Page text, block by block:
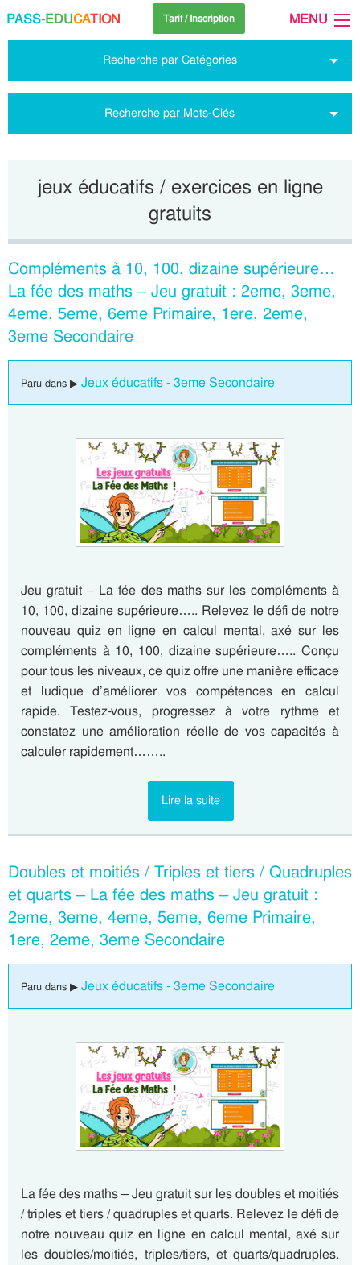
PASS-EDUCATION Tarif / Inscription MENU
Recherche par Catégories
Recherche par Mots-Clés
jeux éducatifs / exercices en ligne
gratuits
Compléments à 10, 100, dizaine supérieure…
La fée des maths – Jeu gratuit : 2eme, 3eme,
4eme, 5eme, 6eme Primaire, 1ere, 2eme,
3eme Secondaire
Paru dans ▶ Jeux éducatifs - 3eme Secondaire
Jeu gratuit – La fée des maths sur les compléments à
10, 100, dizaine supérieure….. Relevez le défi de notre
nouveau quiz en ligne en calcul mental, axé sur les
compléments à 10, 100, dizaine supérieure….. Conçu
pour tous les niveaux, ce quiz offre une manière efficace
et ludique d’améliorer vos compétences en calcul
rapide. Testez-vous, progressez à votre rythme et
constatez une amélioration réelle de vos capacités à
calculer rapidement……..
Lire la suite
Doubles et moitiés / Triples et tiers / Quadruples
et quarts – La fée des maths – Jeu gratuit :
2eme, 3eme, 4eme, 5eme, 6eme Primaire,
1ere, 2eme, 3eme Secondaire
Paru dans ▶ Jeux éducatifs - 3eme Secondaire
La fée des maths – Jeu gratuit sur les doubles et moitiés
/ triples et tiers / quadruples et quarts. Relevez le défi de
notre nouveau quiz en ligne en calcul mental, axé sur
les doubles/moitiés, triples/tiers, et quarts/quadruples.